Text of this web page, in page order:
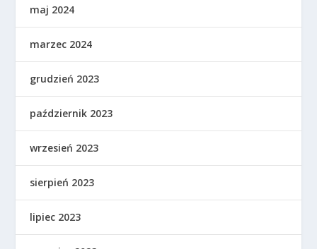
maj 2024
marzec 2024
grudzień 2023
październik 2023
wrzesień 2023
sierpień 2023
lipiec 2023